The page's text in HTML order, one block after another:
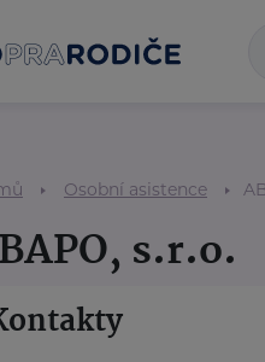
Osobní asistence
s.r.o.